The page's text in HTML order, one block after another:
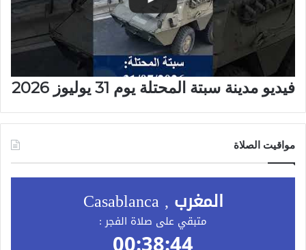
فيديو مدينة سبتة المحتلة يوم 31 يوليوز 2026
مواقيت الصلاة